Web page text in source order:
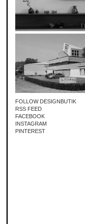
FOLLOW DESIGNBUTIK
RSS FEED
FACEBOOK
INSTAGRAM
PINTEREST